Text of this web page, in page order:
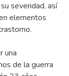
severidad, así
elementos
una
de la guerra